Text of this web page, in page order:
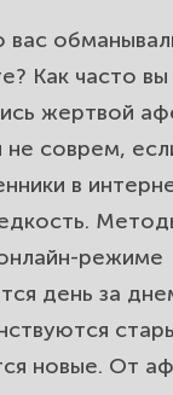
вас
Как часто вы
жертвой
соврем,
в
режиме
день за
новые. От